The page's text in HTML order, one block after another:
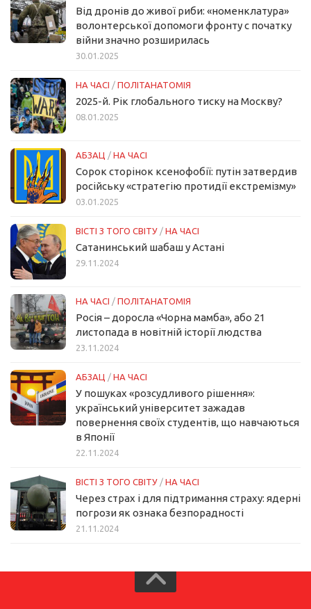
Від дронів до живої риби: «номенклатура»
волонтерської допомоги фронту с початку
війни значно розширилась
30.01.2025
НА ЧАСІ / ПОЛІТАНАТОМІЯ
2025-й. Рік глобального тиску на Москву?
08.01.2025
АБЗАЦ / НА ЧАСІ
Сорок сторінок ксенофобії: путін затвердив
російську «стратегію протидії екстремізму»
03.01.2025
ВІСТІ З ТОГО СВІТУ / НА ЧАСІ
Сатанинський шабаш у Астані
29.11.2024
НА ЧАСІ / ПОЛІТАНАТОМІЯ
Росія – доросла «Чорна мамба», або 21
листопада в новітній історії людства
23.11.2024
АБЗАЦ / НА ЧАСІ
У пошуках «розсудливого рішення»:
український університет зажадав
повернення своїх студентів, що навчаються
в Японії
22.11.2024
ВІСТІ З ТОГО СВІТУ / НА ЧАСІ
Через страх і для підтримання страху: ядерні
погрози як ознака безпорадності
21.11.2024